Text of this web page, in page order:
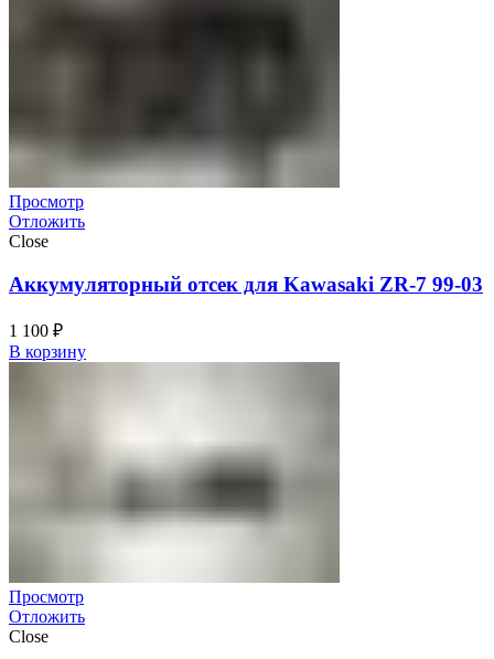
Просмотр
Отложить
Close
Аккумуляторный отсек для Kawasaki ZR-7 99-03
1 100 ₽
В корзину
Просмотр
Отложить
Close